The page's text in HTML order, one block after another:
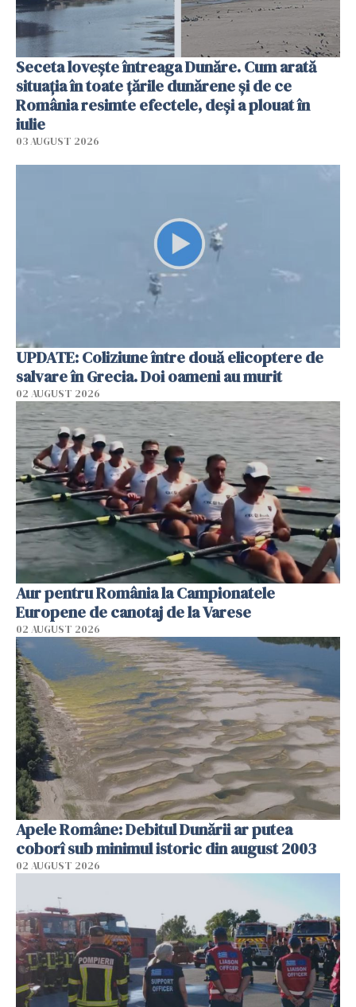
Seceta lovește întreaga Dunăre. Cum arată
situația în toate țările dunărene și de ce
România resimte efectele, deși a plouat în
iulie
03 AUGUST 2026
UPDATE: Coliziune între două elicoptere de
salvare în Grecia. Doi oameni au murit
02 AUGUST 2026
Aur pentru România la Campionatele
Europene de canotaj de la Varese
02 AUGUST 2026
Apele Române: Debitul Dunării ar putea
coborî sub minimul istoric din august 2003
02 AUGUST 2026